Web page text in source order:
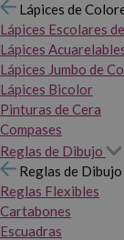
Lápices de
Lápices Escolares
Lápices
Lápices Jumbo de
Lápices Bicolor
Pinturas de Cera
Compases
Reglas de Dibujo
Reglas de Dibujo
Reglas Flexibles
Cartabones
Escuadras